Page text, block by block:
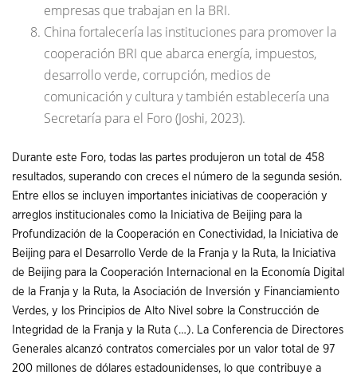
empresas que trabajan en la BRI.
China fortalecería las instituciones para promover la
cooperación BRI que abarca energía, impuestos,
desarrollo verde, corrupción, medios de
comunicación y cultura y también establecería una
Secretaría para el Foro (Joshi, 2023).
Durante este Foro, todas las partes produjeron un total de 458
resultados, superando con creces el número de la segunda sesión.
Entre ellos se incluyen importantes iniciativas de cooperación y
arreglos institucionales como la Iniciativa de Beijing para la
Profundización de la Cooperación en Conectividad, la Iniciativa de
Beijing para el Desarrollo Verde de la Franja y la Ruta, la Iniciativa
de Beijing para la Cooperación Internacional en la Economía Digital
de la Franja y la Ruta, la Asociación de Inversión y Financiamiento
Verdes, y los Principios de Alto Nivel sobre la Construcción de
Integridad de la Franja y la Ruta (…). La Conferencia de Directores
Generales alcanzó contratos comerciales por un valor total de 97
200 millones de dólares estadounidenses, lo que contribuye a